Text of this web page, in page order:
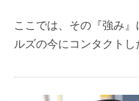
ここでは、その『強み
ルズの今にコンタクトし